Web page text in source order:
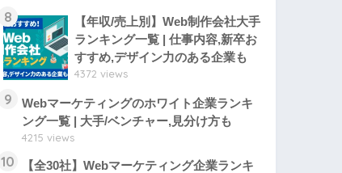
8
【年収/売上別】Web制作会社大手
ランキング一覧 | 仕事内容,新卒お
すすめ,デザイン力のある企業も
4372 views
9
Webマーケティングのホワイト企業ランキ
ング一覧 | 大手/ベンチャー,見分け方も
4215 views
10
【全30社】Webマーケティング企業ランキ